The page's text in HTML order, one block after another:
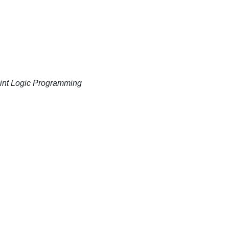
Logic Programming